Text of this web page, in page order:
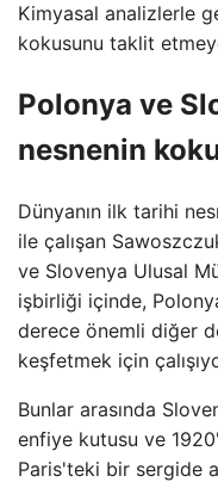
Kimyasal analizlerle
kokusunu taklit
Polonya ve
nesnenin
Dünyanın ilk tarihi
ile çalışan
ve Slovenya Ulusal
işbirliği içinde,
derece önemli diğer
keşfetmek için
Bunlar arasında
enfiye kutusu ve
Paris'teki bir sergide